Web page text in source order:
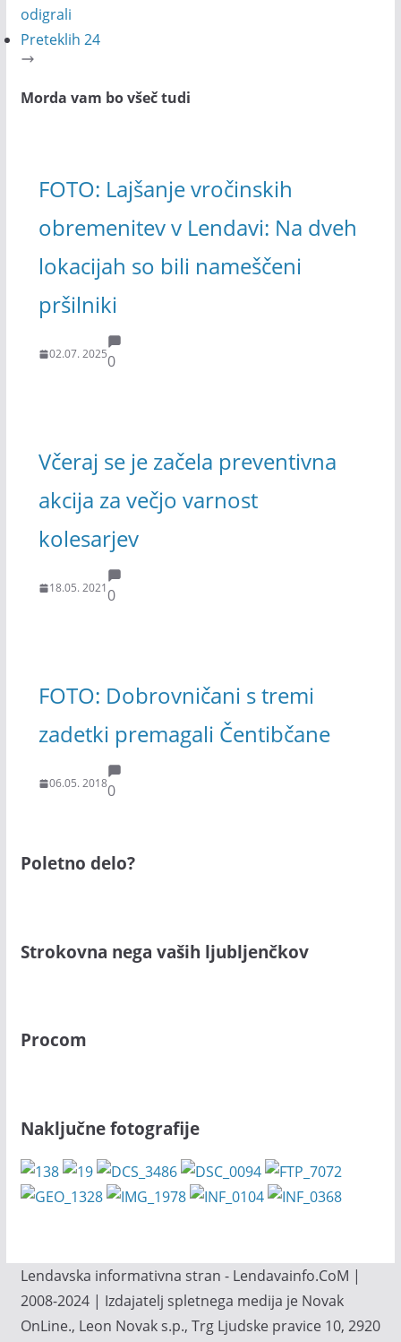
odigrali
Preteklih 24
Morda vam bo všeč tudi
FOTO: Lajšanje vročinskih
obremenitev v Lendavi: Na dveh
lokacijah so bili nameščeni
pršilniki
02.07. 20250
Včeraj se je začela preventivna
akcija za večjo varnost
kolesarjev
18.05. 20210
FOTO: Dobrovničani s tremi
zadetki premagali Čentibčane
06.05. 20180
Poletno delo?
Strokovna nega vaših ljubljenčkov
Procom
Naključne fotografije
Lendavska informativna stran - Lendavainfo.CoM |
2008-2024 | Izdajatelj spletnega medija je Novak
OnLine., Leon Novak s.p., Trg Ljudske pravice 10, 2920